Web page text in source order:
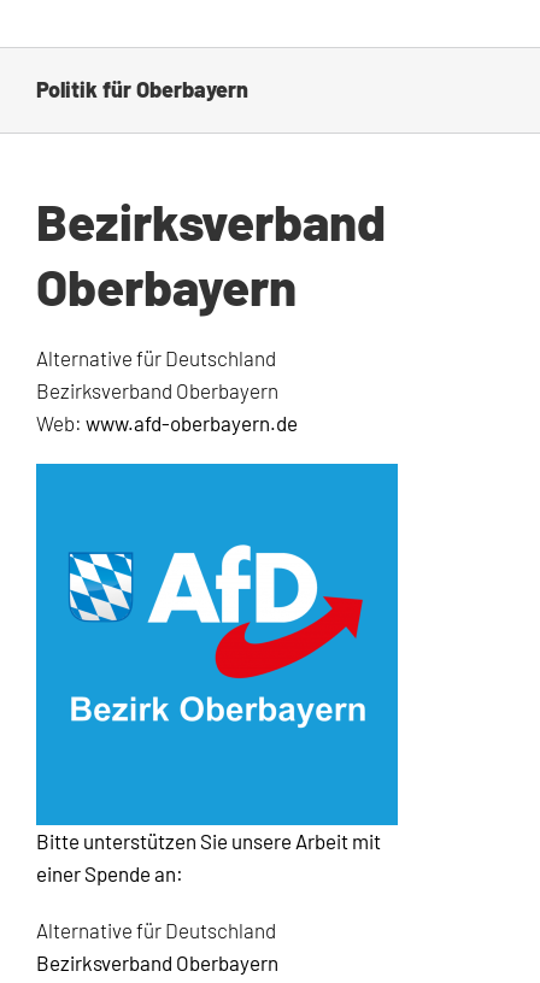
Politik für Oberbayern
Bezirksverband
Oberbayern
Alternative für Deutschland
Bezirksverband Oberbayern
Web: www.afd-oberbayern.de
Bitte unterstützen Sie unsere Arbeit mit
einer Spende an:
Alternative für Deutschland
Bezirksverband Oberbayern